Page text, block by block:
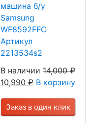
машина б/у
Samsung
WF8592FFC
Артикул
2213534s2
В наличии 14,000₽
10,990 ₽ В корзину
Заказ в один клик